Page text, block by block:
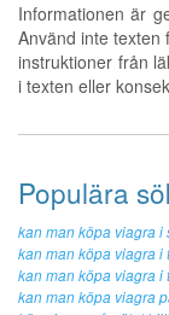
Informationen är
Använd inte texten
instruktioner från
i texten eller
Populära
kan man köpa viagra i
kan man köpa viagra i
kan man köpa viagra i
kan man köpa viagra